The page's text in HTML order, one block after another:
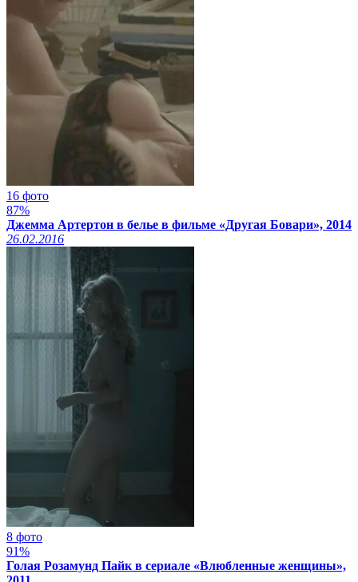
16 фото
87%
Джемма Артертон в белье в фильме «Другая Бовари», 2014
26.02.2016
8 фото
91%
Голая Розамунд Пайк в сериале «Влюбленные женщины»,